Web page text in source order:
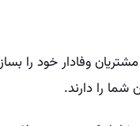
وفادار خود را
شما را دارند.